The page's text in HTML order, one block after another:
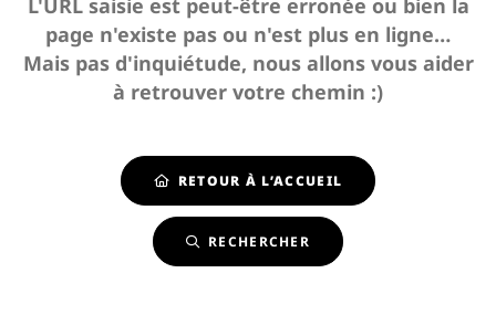
L'URL saisie est peut-être erronée ou bien la
page n'existe pas ou n'est plus en ligne…
Mais pas d'inquiétude, nous allons vous aider
à retrouver votre chemin :)
RETOUR À L’ACCUEIL
RECHERCHER